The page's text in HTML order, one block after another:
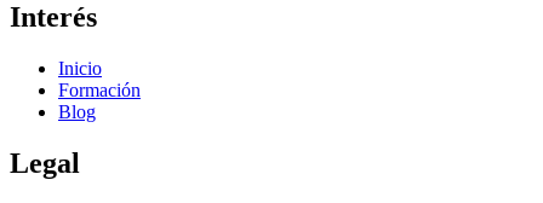
Interés
Inicio
Formación
Blog
Legal